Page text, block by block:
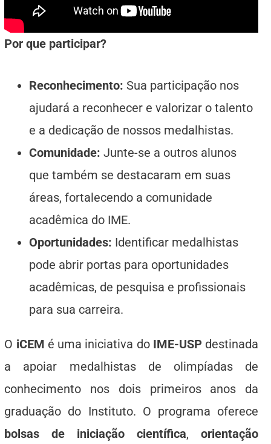
Por que participar?
Reconhecimento: Sua participação nos
ajudará a reconhecer e valorizar o talento
e a dedicação de nossos medalhistas.
Comunidade: Junte-se a outros alunos
que também se destacaram em suas
áreas, fortalecendo a comunidade
acadêmica do IME.
Oportunidades: Identificar medalhistas
pode abrir portas para oportunidades
acadêmicas, de pesquisa e profissionais
para sua carreira.
O iCEM é uma iniciativa do IME-USP destinada
a apoiar medalhistas de olimpíadas de
conhecimento nos dois primeiros anos da
graduação do Instituto. O programa oferece
bolsas de iniciação científica, orientação